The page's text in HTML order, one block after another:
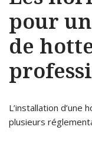
pour
de
L’installation
plusieurs